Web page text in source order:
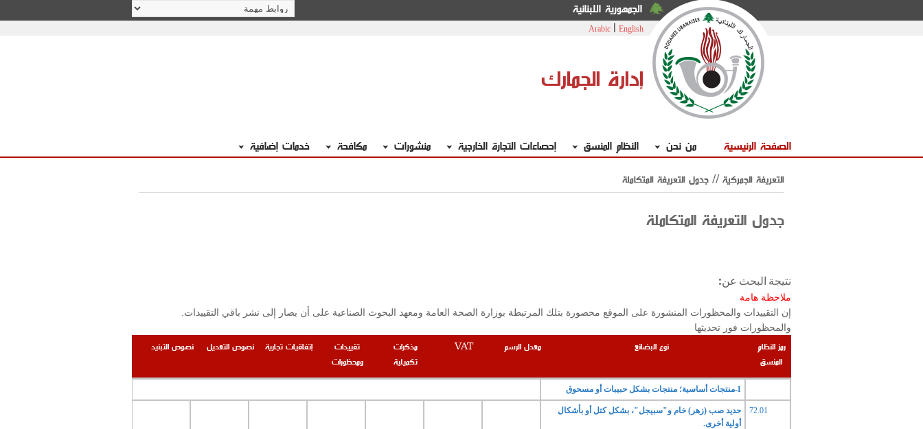
الجمهورية اللبنانية
Arabic English
إدارة الجمارك
الصفحة الرئيسية من نحن النظام المنسق إحصاءات التجارة الخارجية منشورات مكافحة خدمات إضافية
التعريفة الجمركية // جدول التعريفة المتكاملة
جدول التعريفة المتكاملة
نتيجة البحث عن:
ملاحظة هامة
والمحظورات فور تحديثها
رمز النظام
المنسق
نوع البضائع معدل الرسم VAT
مذكرات
تكميلية
تقييدات
ومحظورات
إتفاقيات تجارية نصوص التعديل نصوص التبنيد
I-منتجات أساسية؛ منتجات بشكل حبيبات أو مسحوق
72.01
حديد صب (زهر) خام و"سبيجل"، بشكل كتل أو بأشكال
أولية أخرى.